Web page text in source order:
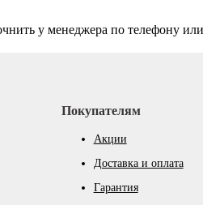
у менеджера по телефону
Покупателям
Акции
Доставка и оплата
Гарантия